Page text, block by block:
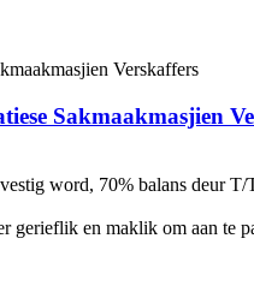
Sakmaakmasjien
word, 70% balans deur
en maklik om aan te